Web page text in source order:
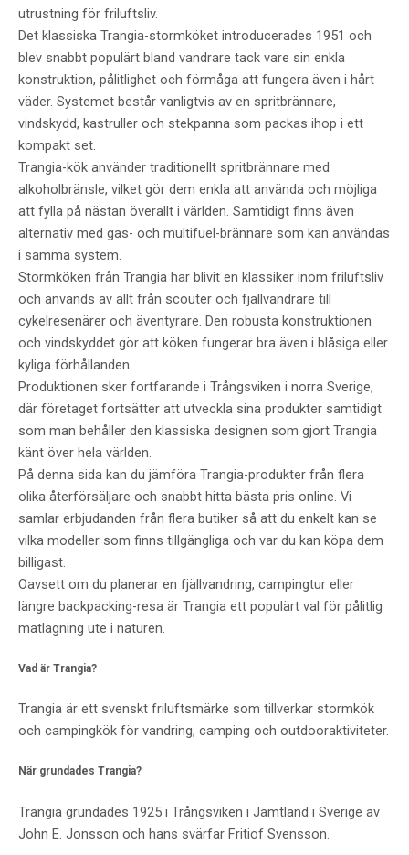
utrustning för friluftsliv.
Det klassiska Trangia-stormköket introducerades 1951 och
blev snabbt populärt bland vandrare tack vare sin enkla
konstruktion, pålitlighet och förmåga att fungera även i hårt
väder. Systemet består vanligtvis av en spritbrännare,
vindskydd, kastruller och stekpanna som packas ihop i ett
kompakt set.
Trangia-kök använder traditionellt spritbrännare med
alkoholbränsle, vilket gör dem enkla att använda och möjliga
att fylla på nästan överallt i världen. Samtidigt finns även
alternativ med gas- och multifuel-brännare som kan användas
i samma system.
Stormköken från Trangia har blivit en klassiker inom friluftsliv
och används av allt från scouter och fjällvandrare till
cykelresenärer och äventyrare. Den robusta konstruktionen
och vindskyddet gör att köken fungerar bra även i blåsiga eller
kyliga förhållanden.
Produktionen sker fortfarande i Trångsviken i norra Sverige,
där företaget fortsätter att utveckla sina produkter samtidigt
som man behåller den klassiska designen som gjort Trangia
känt över hela världen.
På denna sida kan du jämföra Trangia-produkter från flera
olika återförsäljare och snabbt hitta bästa pris online. Vi
samlar erbjudanden från flera butiker så att du enkelt kan se
vilka modeller som finns tillgängliga och var du kan köpa dem
billigast.
Oavsett om du planerar en fjällvandring, campingtur eller
längre backpacking-resa är Trangia ett populärt val för pålitlig
matlagning ute i naturen.
Vad är Trangia?
Trangia är ett svenskt friluftsmärke som tillverkar stormkök
och campingkök för vandring, camping och outdooraktiviteter.
När grundades Trangia?
Trangia grundades 1925 i Trångsviken i Jämtland i Sverige av
John E. Jonsson och hans svärfar Fritiof Svensson.